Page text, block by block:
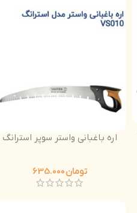
اره باغبانی واستر سوپر استرانگ
تومان